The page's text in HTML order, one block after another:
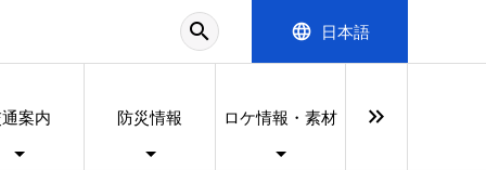
search language 日本語
案内 防災情報 ロケ情報・素材 keyboard_double_arrow_right